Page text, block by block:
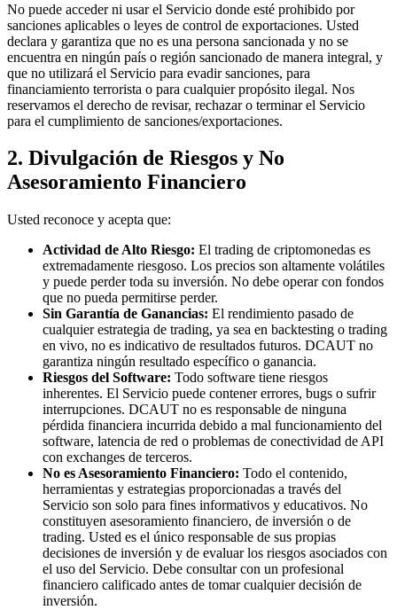
No puede acceder ni usar el Servicio donde esté prohibido por
sanciones aplicables o leyes de control de exportaciones. Usted
declara y garantiza que no es una persona sancionada y no se
encuentra en ningún país o región sancionado de manera integral, y
que no utilizará el Servicio para evadir sanciones, para
financiamiento terrorista o para cualquier propósito ilegal. Nos
reservamos el derecho de revisar, rechazar o terminar el Servicio
para el cumplimiento de sanciones/exportaciones.
2. Divulgación de Riesgos y No
Asesoramiento Financiero
Usted reconoce y acepta que:
Actividad de Alto Riesgo: El trading de criptomonedas es
extremadamente riesgoso. Los precios son altamente volátiles
y puede perder toda su inversión. No debe operar con fondos
que no pueda permitirse perder.
Sin Garantía de Ganancias: El rendimiento pasado de
cualquier estrategia de trading, ya sea en backtesting o trading
en vivo, no es indicativo de resultados futuros. DCAUT no
garantiza ningún resultado específico o ganancia.
Riesgos del Software: Todo software tiene riesgos
inherentes. El Servicio puede contener errores, bugs o sufrir
interrupciones. DCAUT no es responsable de ninguna
pérdida financiera incurrida debido a mal funcionamiento del
software, latencia de red o problemas de conectividad de API
con exchanges de terceros.
No es Asesoramiento Financiero: Todo el contenido,
herramientas y estrategias proporcionadas a través del
Servicio son solo para fines informativos y educativos. No
constituyen asesoramiento financiero, de inversión o de
trading. Usted es el único responsable de sus propias
decisiones de inversión y de evaluar los riesgos asociados con
el uso del Servicio. Debe consultar con un profesional
financiero calificado antes de tomar cualquier decisión de
inversión.